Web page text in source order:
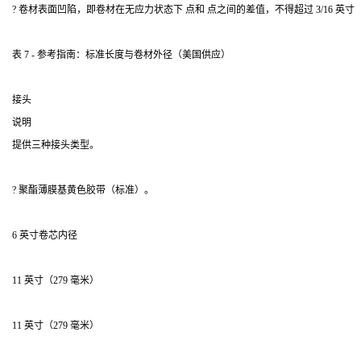
? 卷材表面凹陷，即卷材在无应力状态下 点和 点之间的差值，不得超过 3/16 英寸
表 7 - 参考指南：标准长度与卷材外径（美国供应）
接头
说明
提供三种接头类型。
? 聚酯薄膜基黄色胶带（标准）。
6 英寸卷芯内径
11 英寸（279 毫米）
11 英寸（279 毫米）